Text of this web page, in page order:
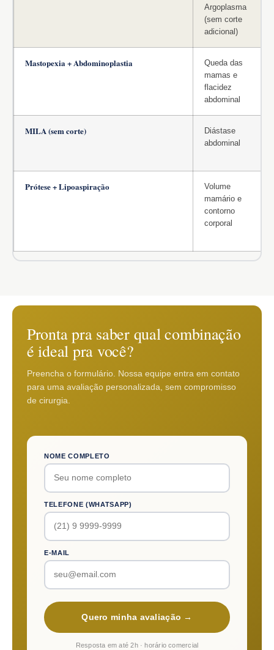
Argoplasma
(sem corte
adicional)
Mastopexia + Abdominoplastia
Queda das
mamas e
flacidez
abdominal
MILA (sem corte)
Diástase
abdominal
Prótese + Lipoaspiração
Volume
mamário e
contorno
corporal
Pronta pra saber qual combinação
é ideal pra você?
Preencha o formulário. Nossa equipe entra em contato
para uma avaliação personalizada, sem compromisso
de cirurgia.
NOME COMPLETO
TELEFONE (WHATSAPP)
E-MAIL
Quero minha avaliação →
Resposta em até 2h · horário comercial